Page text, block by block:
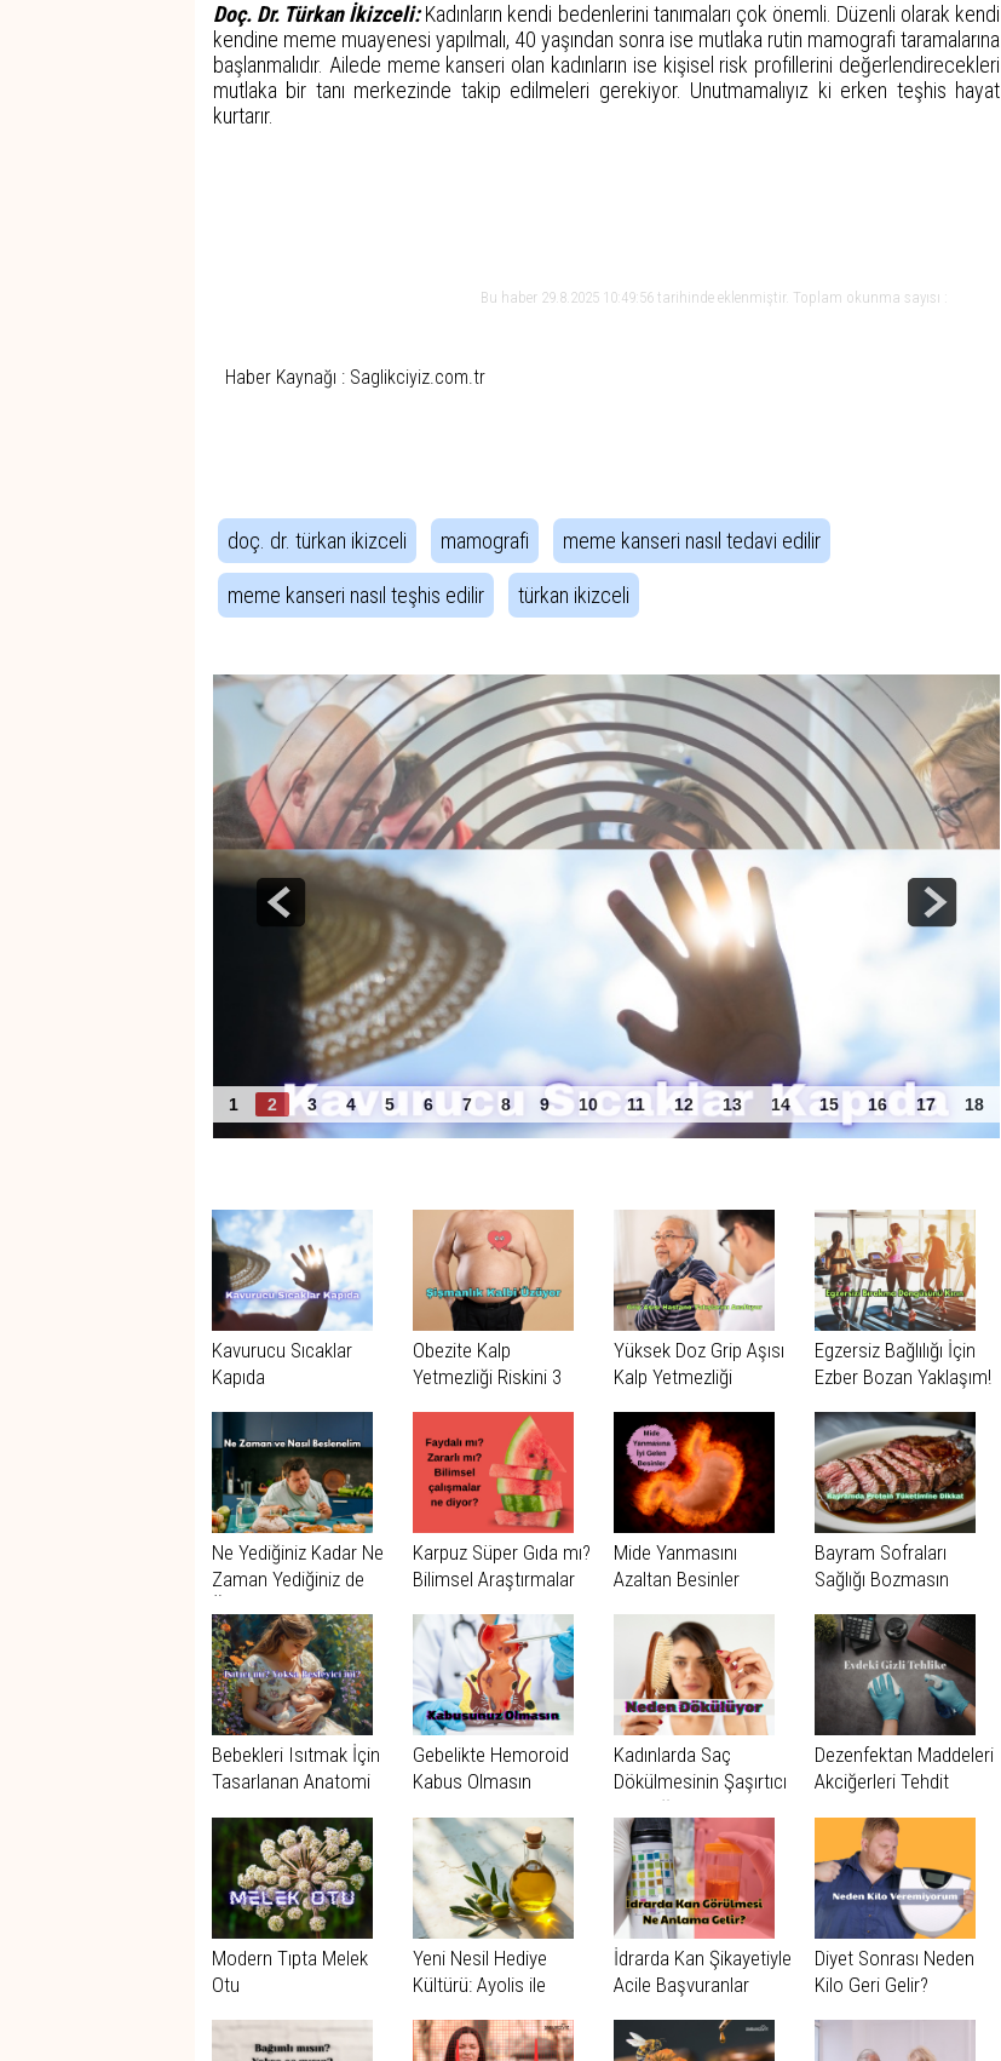
Doç. Dr. Türkan İkizceli:Kadınların kendi bedenlerini tanımaları çok önemli. Düzenli olarak kendi
kendine meme muayenesi yapılmalı, 40 yaşından sonra ise mutlaka rutin mamografi taramalarına
başlanmalıdır. Ailede meme kanseri olan kadınların ise kişisel risk profillerini değerlendirecekleri
mutlaka bir tanı merkezinde takip edilmeleri gerekiyor. Unutmamalıyız ki erken teşhis hayat
kurtarır.
Bu haber 29.8.2025 10:49:56 tarihinde eklenmiştir. Toplam okunma sayısı :
Haber Kaynağı : Saglikciyiz.com.tr
doç. dr. türkan ikizceli mamografi meme kanseri nasıl tedavi edilir
meme kanseri nasıl teşhis edilir türkan ikizceli
1 2 3 4 5 6 7 8 9 10 11 12 13 14 15 16 17 18
Acil Servislerde Gürültü Sorunu
Kavurucu Sıcaklar
Kapıda
Obezite Kalp
Yetmezliği Riskini 3
Yüksek Doz Grip Aşısı
Kalp Yetmezliği
Yatışlarını Azaltabilir
Egzersiz Bağlılığı İçin
Ezber Bozan Yaklaşım!
Ne Yediğiniz Kadar Ne
Zaman Yediğiniz de
Karpuz Süper Gıda mı?
Bilimsel Araştırmalar
Mide Yanmasını
Azaltan Besinler
Bayram Sofraları
Sağlığı Bozmasın
Bebekleri Isıtmak İçin
Tasarlanan Anatomi
Gebelikte Hemoroid
Kabus Olmasın
Kadınlarda Saç
Dökülmesinin Şaşırtıcı
Gerçeği
Dezenfektan Maddeleri
Akciğerleri Tehdit
Modern Tıpta Melek
Otu
Yeni Nesil Hediye
Kültürü: Ayolis ile
Buluşması
İdrarda Kan Şikayetiyle
Acile Başvuranlar
Diyet Sonrası Neden
Kilo Geri Gelir?